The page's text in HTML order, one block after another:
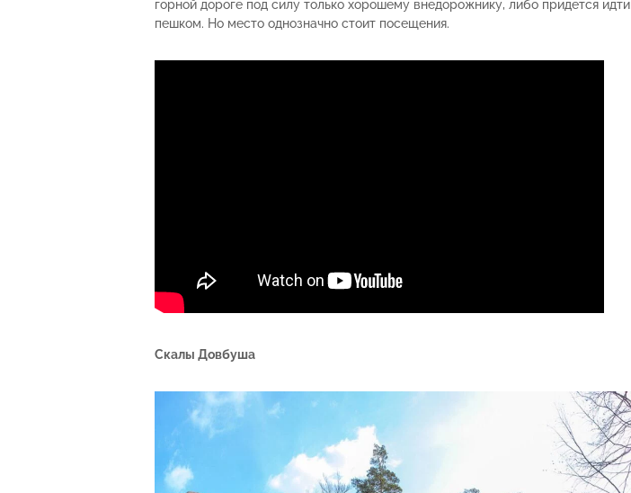
горной дороге под силу только хорошему внедорожнику, либо придется идти
пешком. Но место однозначно стоит посещения.
Скалы Довбуша